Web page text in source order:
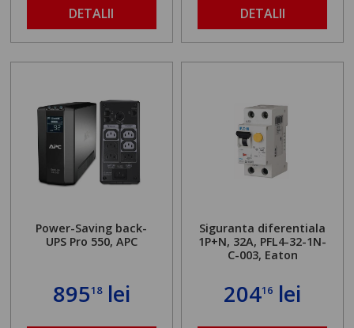
DETALII DETALII
Power-Saving back-
UPS Pro 550, APC
89518lei
Siguranta diferentiala
1P+N, 32A, PFL4-32-1N-
C-003, Eaton
20416 lei